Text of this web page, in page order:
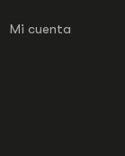
Mi cuenta